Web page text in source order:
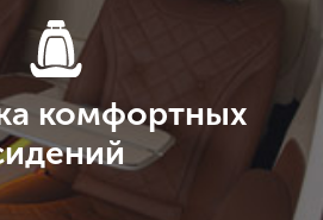
комфортных